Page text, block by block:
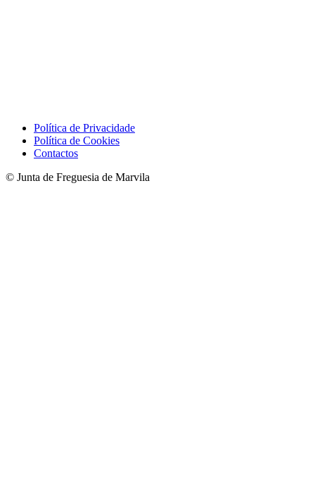
Política de Privacidade
Política de Cookies
Contactos
© Junta de Freguesia de Marvila